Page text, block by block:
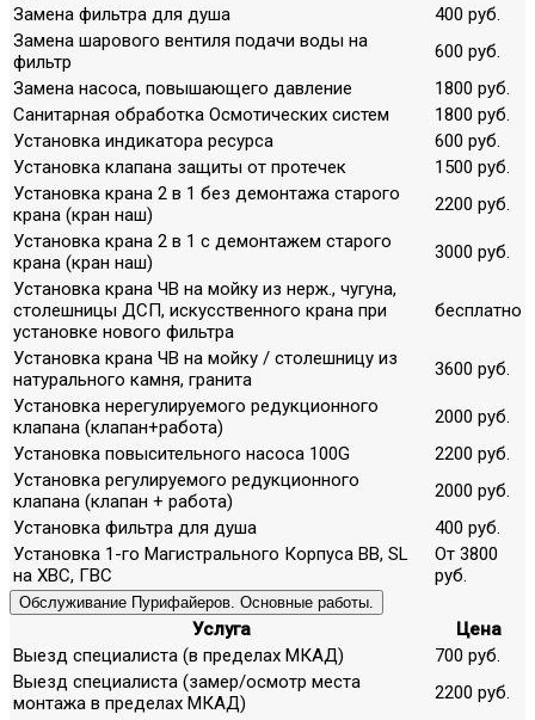
Замена фильтра для душа
400 руб.
Замена шарового вентиля подачи воды на
фильтр
600 руб.
Замена насоса, повышающего давление
1800 руб.
Санитарная обработка Осмотических систем
1800 руб.
Установка индикатора ресурса
600 руб.
Установка клапана защиты от протечек
1500 руб.
Установка крана 2 в 1 без демонтажа старого
крана (кран наш)
2200 руб.
Установка крана 2 в 1 с демонтажем старого
крана (кран наш)
3000 руб.
Установка крана ЧВ на мойку из нерж., чугуна,
столешницы ДСП, искусственного крана при
установке нового фильтра
бесплатно
Установка крана ЧВ на мойку / столешницу из
натурального камня, гранита
3600 руб.
Установка нерегулируемого редукционного
клапана (клапан+работа)
2000 руб.
Установка повысительного насоса 100G
2200 руб.
Установка регулируемого редукционного
клапана (клапан + работа)
2000 руб.
Установка фильтра для душа
400 руб.
Установка 1-го Магистрального Корпуса ВВ, SL
на ХВС, ГВС
От 3800
руб.
Обслуживание Пурифайеров. Основные работы.
Услуга
Цена
Выезд специалиста (в пределах МКАД)
700 руб.
Выезд специалиста (замер/осмотр места
монтажа в пределах МКАД)
2200 руб.